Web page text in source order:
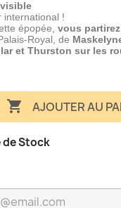
international !
épopée, vous
Royal, de
et Thurston sur les
 AJOUTER AU
Stock